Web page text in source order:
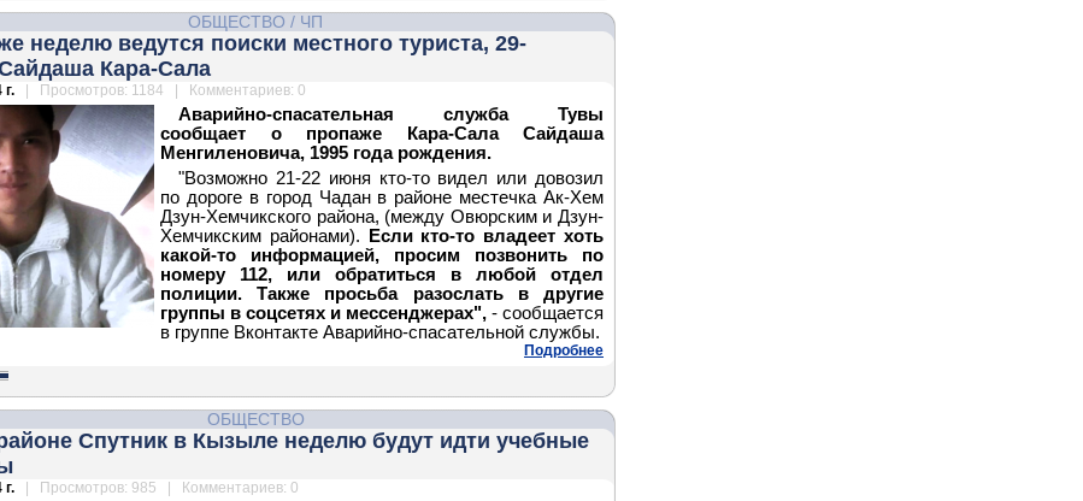
ОБЩЕСТВО / ЧП
неделю ведутся поиски местного туриста, 29-
Кара-Сала
| Просмотров: 1184 | Комментариев: 0
Аварийно-спасательная служба Тувы
сообщает о пропаже Кара-Сала Сайдаша
Менгиленовича, 1995 года рождения.
"Возможно 21-22 июня кто-то видел или довозил
по дороге в город Чадан в районе местечка Ак-Хем
Дзун-Хемчикского района, (между Овюрским и Дзун-
Хемчикским районами). Если кто-то владеет хоть
какой-то информацией, просим позвонить по
номеру 112, или обратиться в любой отдел
полиции.Также просьба разослать в другие
группы в соцсетях и мессенджерах", - сообщается
в группе Вконтакте Аварийно-спасательной службы.
Подробнее
ОБЩЕСТВО
Спутник в Кызыле неделю будут идти учебные
| Просмотров: 985 | Комментариев: 0